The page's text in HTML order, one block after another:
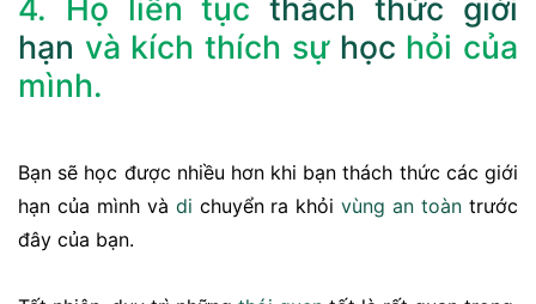
4. Họ liên tụcthách thức giới
hạn và kích thích sự học hỏi của
mình.
Bạn sẽ học được nhiều hơn khi bạn thách thức các giới
hạn của mình và di chuyển ra khỏivùng an toàn trước
đây của bạn.